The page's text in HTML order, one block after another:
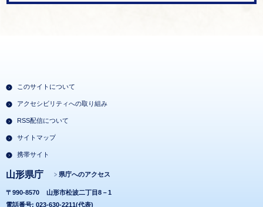
このサイトについて
アクセシビリティへの取り組み
RSS配信について
サイトマップ
携帯サイト
山形県庁 県庁へのアクセス
〒990-8570
山形市松波二丁目8－1
電話番号: 023-630-2211(代表)